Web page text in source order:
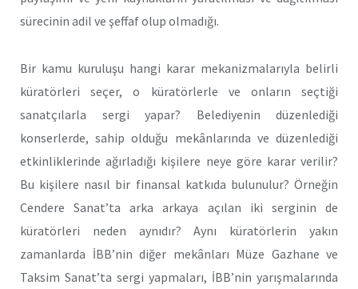
sürecinin adil ve şeffaf olup olmadığı.
Bir kamu kuruluşu hangi karar mekanizmalarıyla belirli
küratörleri seçer, o küratörlerle ve onların seçtiği
sanatçılarla sergi yapar? Belediyenin düzenlediği
konserlerde, sahip olduğu mekânlarında ve düzenlediği
etkinliklerinde ağırladığı kişilere neye göre karar verilir?
Bu kişilere nasıl bir finansal katkıda bulunulur? Örneğin
Cendere Sanat’ta arka arkaya açılan iki serginin de
küratörleri neden aynıdır? Aynı küratörlerin yakın
zamanlarda İBB’nin diğer mekânları Müze Gazhane ve
Taksim Sanat’ta sergi yapmaları, İBB’nin yarışmalarında